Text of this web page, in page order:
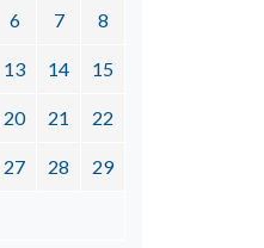
6 7 8
13 14 15
20 21 22
27 28 29